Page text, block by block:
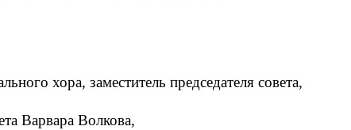
хора, заместитель председателя совета,
Варвара Волкова,